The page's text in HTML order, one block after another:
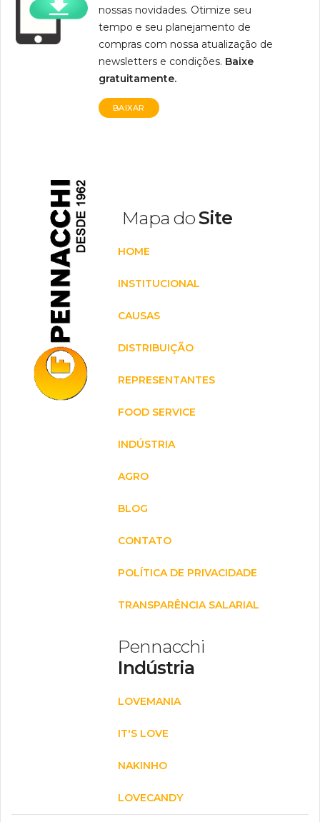
nossas novidades. Otimize seu
tempo e seu planejamento de
compras com nossa atualização de
newsletters e condições. Baixe
gratuitamente.
BAIXAR
Mapa doSite
HOME
INSTITUCIONAL
CAUSAS
DISTRIBUIÇÃO
REPRESENTANTES
FOOD SERVICE
INDÚSTRIA
AGRO
BLOG
CONTATO
POLÍTICA DE PRIVACIDADE
TRANSPARÊNCIA SALARIAL
Pennacchi
Indústria
LOVEMANIA
IT'S LOVE
NAKINHO
LOVECANDY